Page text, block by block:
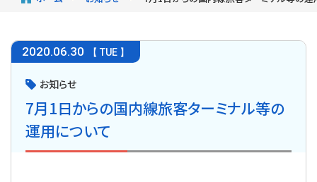
2020.06.30 【 TUE 】
お知らせ
7月1日からの国内線旅客ターミナル等の
運用について